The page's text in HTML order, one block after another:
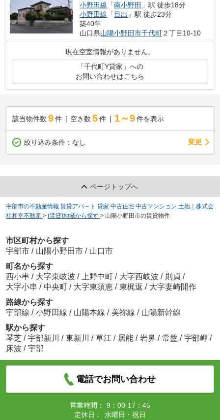
小野田線 「南小野田 」駅 徒歩18分
小野田線 「 目出 」駅 徒歩23分
築40年
山口県山陽小野田市千代町２丁目10-10
現在空室情報がありません。
「千代町Y貸家」への
お問い合わせはこちら
該当物件数 9件 空き数 5 件 1～9 件を表示
絞り込み条件： なし 変更
ページトップへ
宇部市の不動産情報 賃貸アパ－ト 貸家 中古住宅 中古マンション 土地｜株式会
社和幸不動産 > (賃貸)地域から探す > 山陽小野田市の賃貸物件
市区町村から探す
宇部市 / 山陽小野田市 / 山口市
町名から探す
西小串 / 大字東岐波 / 上野中町 / 大字西岐波 / 則貞 /
大字小串 / 中央町 / 大字東須恵 / 東梶返 / 大字妻崎開作
路線から探す
宇部線 / 小野田線 / 山陽本線 / 美祢線 / 山陽新幹線
駅から探す
琴芝 / 宇部新川 / 東新川 / 草江 / 居能 / 岩鼻 / 常盤 / 宇部岬 /
床波 / 宇部
電話でお問い合わせ
営業時間：
9：00-17：45
定休日：
水曜日・祝日